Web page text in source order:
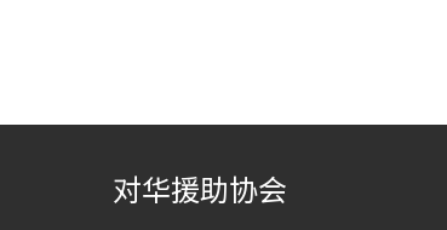
对华援助协会